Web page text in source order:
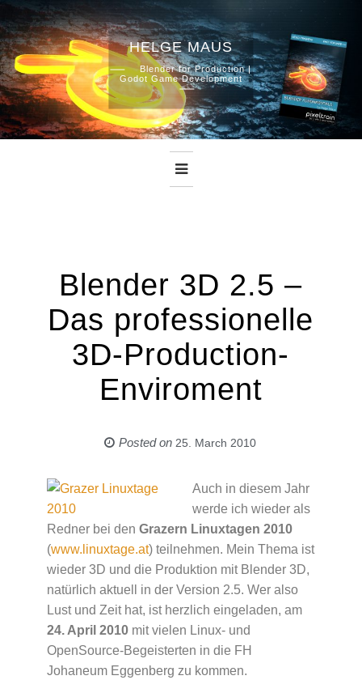
Skip
to
content
HELGE MAUS
Blender for Production |
Godot Game Development
Blender 3D 2.5 –
Das professionelle
3D-Production-
Enviroment
Posted on 25. March 2010
Auch in diesem Jahr
werde ich wieder als
Redner bei den Grazern Linuxtagen 2010
(www.linuxtage.at) teilnehmen. Mein Thema ist
wieder 3D und die Produktion mit Blender 3D,
natürlich aktuell in der Version 2.5. Wer also
Lust und Zeit hat, ist herzlich eingeladen, am
24. April 2010mit vielen Linux- und
OpenSource-Begeisterten in die FH
Johaneum Eggenberg zu kommen.